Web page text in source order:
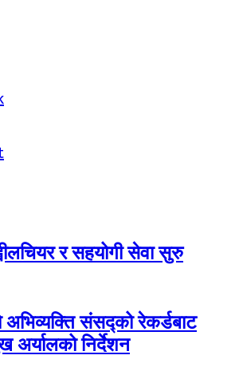
र सहयोगी सेवा सुरु
अभिव्यक्ति संसद्को रेकर्डबाट
अर्यालको निर्देशन